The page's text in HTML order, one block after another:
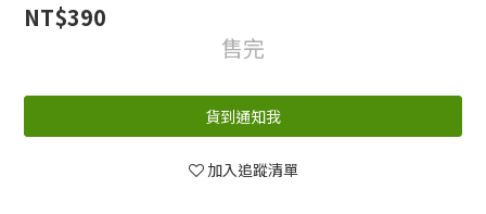
NT$390
售完
貨到通知我
加入追蹤清單